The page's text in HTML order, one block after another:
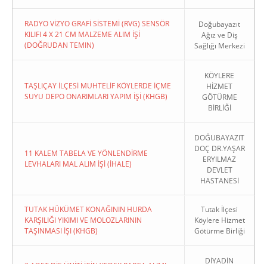
RADYO VİZYO GRAFİ SİSTEMİ (RVG) SENSÖR
KILIFI 4 X 21 CM MALZEME ALIM İŞİ
(DOĞRUDAN TEMIN)
Doğubayazıt
Ağız ve Diş
Sağlığı Merkezi
TAŞLIÇAY İLÇESİ MUHTELİF KÖYLERDE İÇME
SUYU DEPO ONARIMLARI YAPIM İŞİ (KHGB)
KÖYLERE
HİZMET
GÖTÜRME
BİRLİĞİ
11 KALEM TABELA VE YÖNLENDİRME
LEVHALARI MAL ALIM İŞİ (İHALE)
DOĞUBAYAZIT
DOÇ DR.YAŞAR
ERYILMAZ
DEVLET
HASTANESİ
TUTAK HÜKÜMET KONAĞININ HURDA
KARŞILIĞI YIKIMI VE MOLOZLARININ
TAŞINMASI İŞI (KHGB)
Tutak İlçesi
Köylere Hizmet
Götürme Birliği
DİYADİN